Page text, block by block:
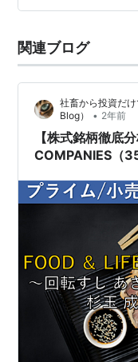
いた」とのこと）
「電子チケット」と
「紙」の優待券で
関連ブログ
社畜から投資だ
Blog）
• 2年前
【株式銘柄徹底
COMPANIES（